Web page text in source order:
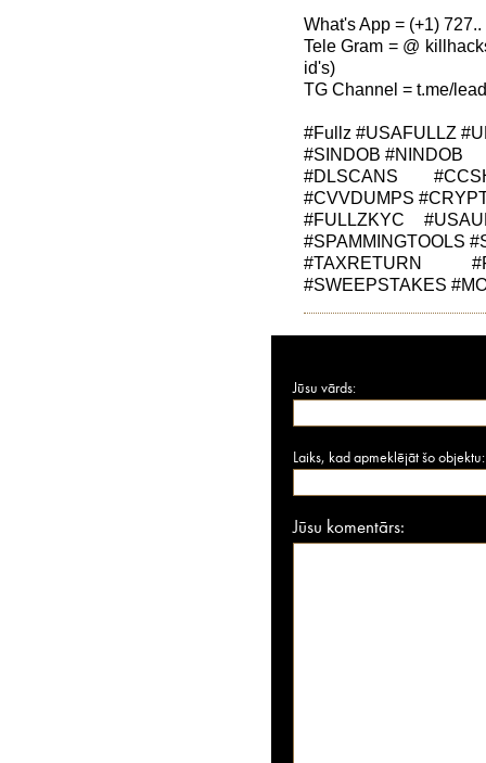
What's App = (+1)
Tele Gram = @
id's)
TG Channel = t.me/
#Fullz #USAFULLZ
#SINDOB #NINDOB
#DLSCANS
#CVVDUMPS
#FULLZKYC
#SPAMMINGTOOLS
#TAXRETURN
#SWEEPSTAKES
Jūsu vārds:
Laiks, kad apmeklējāt šo objektu:
Jūsu komentārs: